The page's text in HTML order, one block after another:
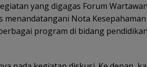
yang digagas Forum Wartawan
menandatangani Nota
program di bidang